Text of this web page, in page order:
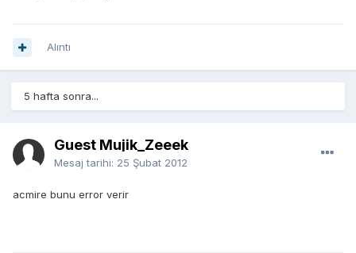
Alıntı
5 hafta sonra...
Guest Mujik_Zeeek
Mesaj tarihi: 25 Şubat 2012
acmire bunu error verir